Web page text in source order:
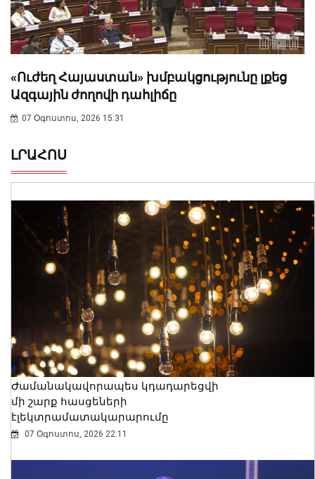
«Ուժեղ Հայաստան» խմբակցությունը լքեց
Ազգային ժողովի դահլիճը
07 Օգոստոս, 2026 15:31
ԼՐԱՀՈՍ
Ժամանակավորապես կդադարեցվի
մի շարք հասցեների
էլեկտրամատակարարումը
07 Օգոստոս, 2026 22:11